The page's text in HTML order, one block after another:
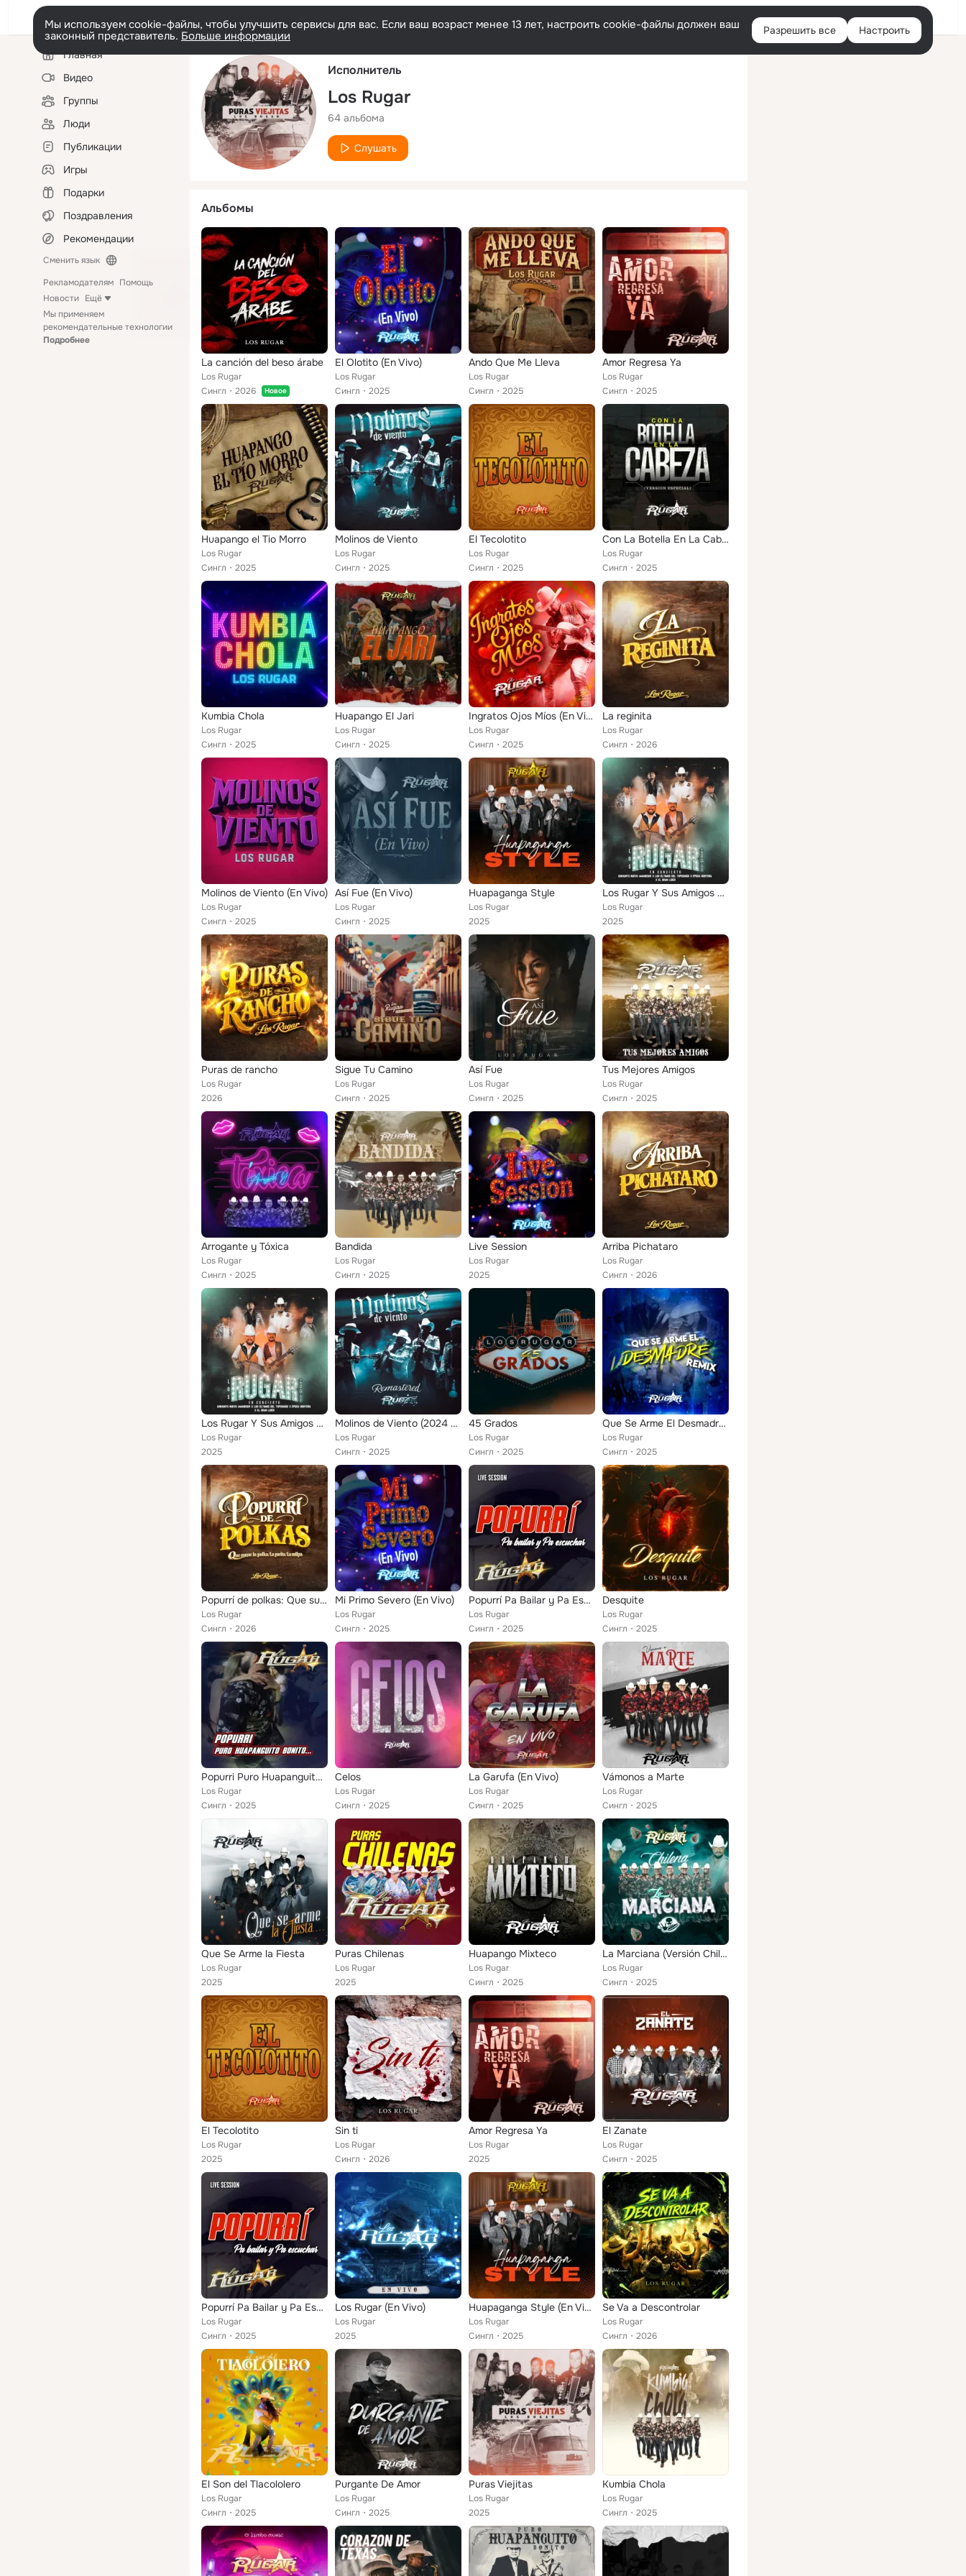
Русский Войти
Мы используем cookie-файлы, чтобы улучшить сервисы для вас. Если ваш возраст менее 13 лет, настроить cookie-файлы должен ваш
законный представитель. Больше информации Разрешить все Настроить
Левая
колонкаГлавная
Видео
Группы
Люди
Публикации
Игры
Подарки
Поздравления
Рекомендации
Сменить язык
Рекламодателям Помощь
Новости Ещё
Мы применяем
рекомендательные технологии
Подробнее
Исполнитель
Los Rugar
64 альбома
Слушать
Альбомы
La canción del beso árabe
Los Rugar
Сингл
2026 Новое
El Olotito (En Vivo)
Los Rugar
Сингл
2025
Ando Que Me Lleva
Los Rugar
Сингл
2025
Amor Regresa Ya
Los Rugar
Сингл
2025
Huapango el Tio Morro
Los Rugar
Сингл
2025
Molinos de Viento
Los Rugar
Сингл
2025
El Tecolotito
Los Rugar
Сингл
2025
Con La Botella En La Cabeza
Los Rugar
Сингл
2025
Kumbia Chola
Los Rugar
Сингл
2025
Huapango El Jari
Los Rugar
Сингл
2025
Ingratos Ojos Míos (En Vivo)
Los Rugar
Сингл
2025
La reginita
Los Rugar
Сингл
2026
Molinos de Viento (En Vivo)
Los Rugar
Сингл
2025
Así Fue (En Vivo)
Los Rugar
Сингл
2025
Huapaganga Style
Los Rugar
2025
Los Rugar Y Sus Amigos En Concierto (Live)
Los Rugar
2025
Puras de rancho
Los Rugar
2026
Sigue Tu Camino
Los Rugar
Сингл
2025
Así Fue
Los Rugar
Сингл
2025
Tus Mejores Amigos
Los Rugar
Сингл
2025
Arrogante y Tóxica
Los Rugar
Сингл
2025
Bandida
Los Rugar
Сингл
2025
Live Session
Los Rugar
2025
Arriba Pichataro
Los Rugar
Сингл
2026
Los Rugar Y Sus Amigos En Concierto (En Vivo)
Los Rugar
2025
Molinos de Viento (2024 Remastered)
Los Rugar
Сингл
2025
45 Grados
Los Rugar
Сингл
2025
Que Se Arme El Desmadre (Remix)
Los Rugar
Сингл
2025
Popurrí de polkas: Que suene la polka / La pavita / La milpa
Los Rugar
Сингл
2026
Mi Primo Severo (En Vivo)
Los Rugar
Сингл
2025
Popurrí Pa Bailar y Pa Escuchar: Así Fue/ Cortinas Guindas/ El Caderazo/ El Olotito/ Santa Cecilia/ La Bestia/ Mi Primo Severo (...
Los Rugar
Сингл
2025
Desquite
Los Rugar
Сингл
2025
Popurri Puro Huapanguito Bonito...
Los Rugar
Сингл
2025
Celos
Los Rugar
Сингл
2025
La Garufa (En Vivo)
Los Rugar
Сингл
2025
Vámonos a Marte
Los Rugar
Сингл
2025
Que Se Arme la Fiesta
Los Rugar
2025
Puras Chilenas
Los Rugar
2025
Huapango Mixteco
Los Rugar
Сингл
2025
La Marciana (Versión Chilena)
Los Rugar
Сингл
2025
El Tecolotito
Los Rugar
2025
Sin ti
Los Rugar
Сингл
2026
Amor Regresa Ya
Los Rugar
2025
El Zanate
Los Rugar
Сингл
2025
Popurrí Pa Bailar y Pa Escuchar: Así Fue/ Cortinas Guindas/ El Caderazo/ El Olotito/ Santa Cecilia/ La Bestia/ El Primo Severo (...
Los Rugar
Сингл
2025
Los Rugar (En Vivo)
Los Rugar
2025
Huapaganga Style (En Vivo)
Los Rugar
Сингл
2025
Se Va a Descontrolar
Los Rugar
Сингл
2026
El Son del Tlacololero
Los Rugar
Сингл
2025
Purgante De Amor
Los Rugar
Сингл
2025
Puras Viejitas
Los Rugar
2025
Kumbia Chola
Los Rugar
Сингл
2025